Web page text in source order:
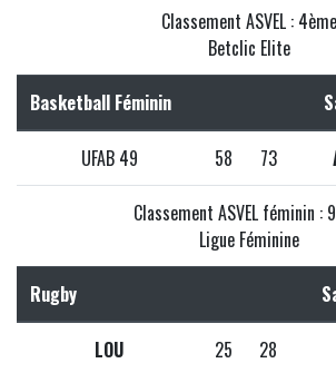
Classement ASVEL : 4ème
Betclic Elite
Basketball Féminin
UFAB 49 58 73
Classement ASVEL féminin :
Ligue Féminine
Rugby
LOU 25 28